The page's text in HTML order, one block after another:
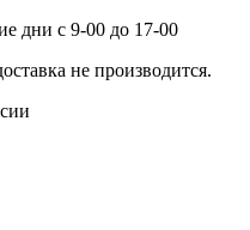
дни с 9-00 до 17-00
не производится.